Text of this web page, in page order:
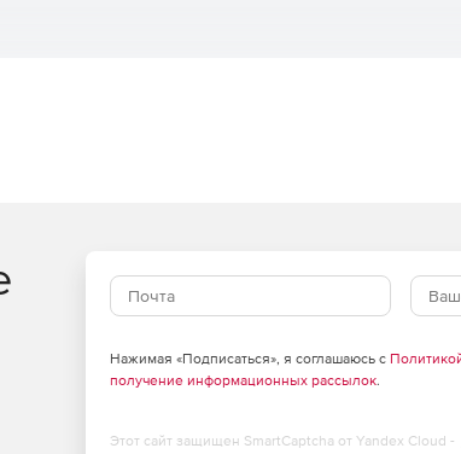
отправляет пользователям уведомления о состоянии
также предоставляет информацию о списке
в систему или разблокировавших свои учетные записи.
записи пользователями. Возможность удаленной
web-браузер.
Нажимая «Подписаться», я соглашаюсь с
получение информационных рассылок.
Этот сайт защищен SmartCaptcha от Yandex Cloud -